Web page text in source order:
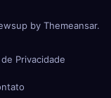
by Themeansar.
Privacidade